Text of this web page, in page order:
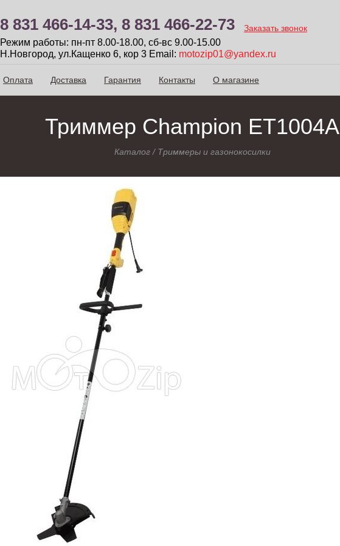
8 831 466-14-33, 8 831 466-22-73 Заказать звонок
Режим работы: пн-пт 8.00-18.00, сб-вc 9.00-15.00
Н.Новгород, ул.Кащенко 6, кор 3 Email: motozip01@yandex.ru
Оплата Доставка Гарантия Контакты О магазине
Триммер Champion ET1004A
Каталог/ Триммеры и газонокосилки